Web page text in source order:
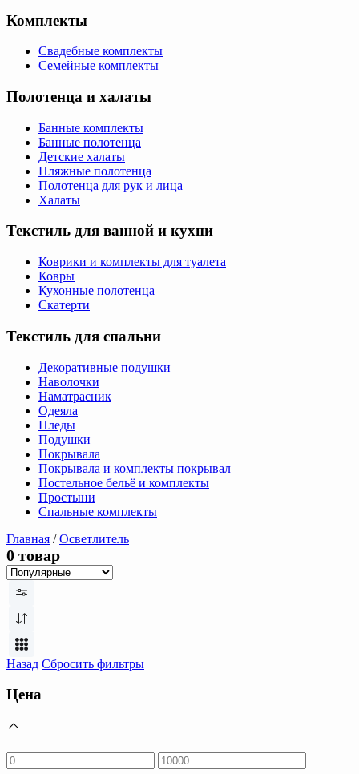
Комплекты
Свадебные комплекты
Семейные комплекты
Полотенца и халаты
Банные комплекты
Банные полотенца
Детские халаты
Пляжные полотенца
Полотенца для рук и лица
Халаты
Текстиль для ванной и кухни
Коврики и комплекты для туалета
Ковры
Кухонные полотенца
Скатерти
Текстиль для спальни
Декоративные подушки
Наволочки
Наматрасник
Одеяла
Пледы
Подушки
Покрывала
Покрывала и комплекты покрывал
Постельное бельё и комплекты
Простыни
Спальные комплекты
Главная / Осветлитель
0 товар
Назад Сбросить фильтры
Цена